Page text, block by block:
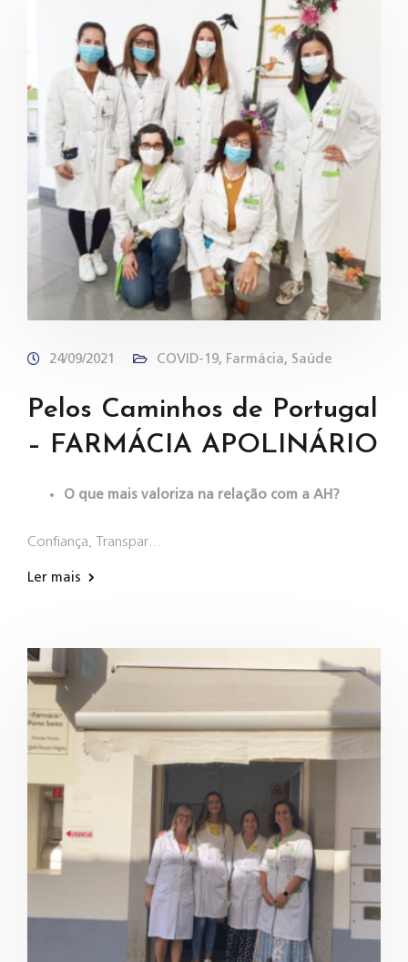
24/09/2021 COVID-19, Farmácia, Saúde
Pelos Caminhos de Portugal
– FARMÁCIA APOLINÁRIO
O que mais valoriza na relação com a AH?
Confiança, Transpar…
Ler mais